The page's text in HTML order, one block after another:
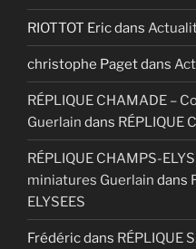
RIOTTOT Ericdans
christophe Pagetdans
RÉPLIQUE CHAMADE –
Guerlain dans RÉPLIQUE
RÉPLIQUE CHAMPS-
miniatures Guerlain dans
ELYSEES
Frédéricdans RÉPLIQUE